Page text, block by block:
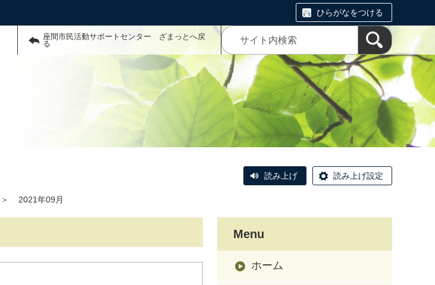
ひらがなをつける
座間市民活動サポートセンター ざまっとへ戻
る
読み上げ 読み上げ設定
＞ 2021年09月
Menu
ホーム